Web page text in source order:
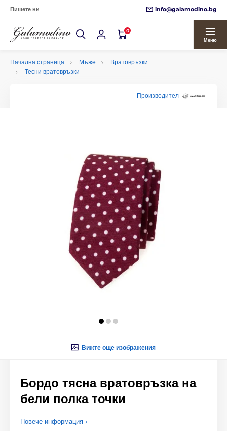
Пишете ни info@galamodino.bg
0
Меню
Начална страница Мъже
Вратовръзки
Тесни вратовръзки
Производител
Вижте още изображения
Бордо тясна вратовръзка на
бели полка точки
Повече информация ›